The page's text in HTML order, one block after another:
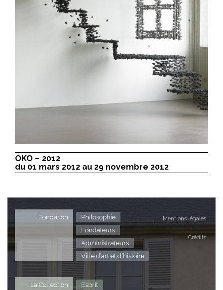
OKO – 2012
du 01 mars 2012 au 29 novembre 2012
Mentions légales
Crédits
Fondation
Philosophie
Fondateurs
Administrateurs
Ville d’art et d’histoire
La Collection
Esprit